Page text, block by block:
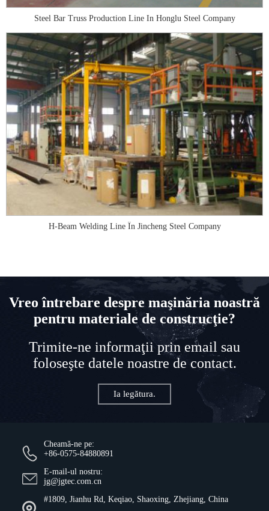
Steel Bar Truss Production Line In Honglu Steel Company
H-Beam Welding Line În Jincheng Steel Company
Vreo întrebare despre maşinăria noastră
pentru materiale de construcţie?
Trimite-ne informaţii prin email sau
foloseşte datele noastre de contact.
Ia legătura.
Cheamă-ne pe:
+86-0575-84880891
E-mail-ul nostru:
jg@jgtec.com.cn
#1809, Jianhu Rd, Keqiao, Shaoxing, Zhejiang, China